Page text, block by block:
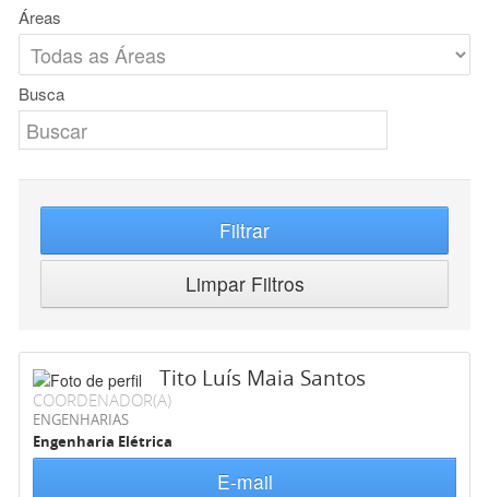
Áreas
Busca
Filtrar
Limpar Filtros
Tito Luís Maia Santos
COORDENADOR(A)
ENGENHARIAS
Engenharia Elétrica
E-mail